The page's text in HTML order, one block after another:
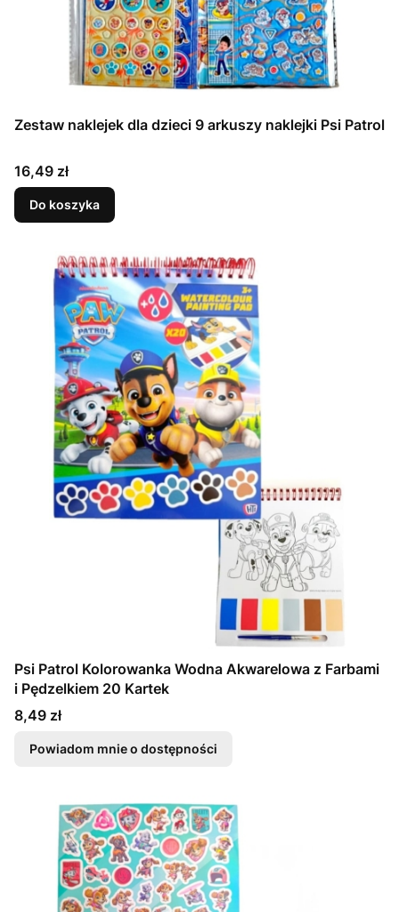
Zestaw naklejek dla dzieci 9 arkuszy naklejki Psi Patrol
Cena
16,49 zł
Do koszyka
Psi Patrol Kolorowanka Wodna Akwarelowa z Farbami
i Pędzelkiem 20 Kartek
Cena
8,49 zł
Powiadom mnie o dostępności